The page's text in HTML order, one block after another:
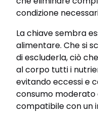
condizione
La chiave sembra
alimentare. Che si
di escluderla, ciò
al corpo tutti i
evitando eccessi e
consumo moderato
compatibile con un